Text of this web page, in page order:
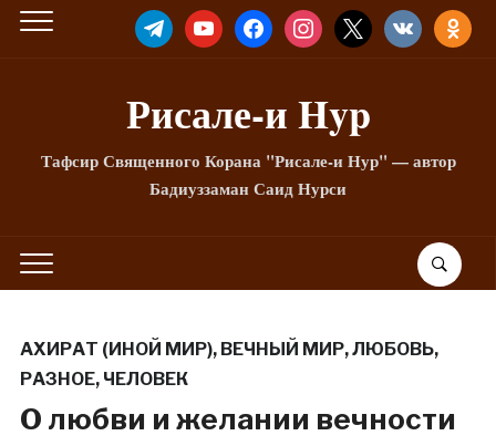
TELEGRAMYOUTUBEFACEBOOKINSTAGRAM
X VKONTAKTE
Рисале-и Hyp
Тафсир Священного Корана "Рисале-и Нур" — автор
Бадиуззаман Саид Нурси
АХИРАТ (ИНОЙ МИР), ВЕЧНЫЙ МИР,ЛЮБОВЬ,
РАЗНОЕ, ЧЕЛОВЕК
О любви и желании вечности